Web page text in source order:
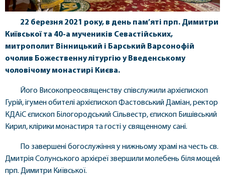
22 березня 2021 року, в день пам’яті прп. Димитри
Київської та 40-а мучеників Севастійських,
митрополит Вінницький і Барський Варсонофій
очолив Божественну літургію у Введенському
чоловічому монастирі Києва.
Його Високопреосвященству співслужили архієпископ
Гурій, ігумен обителі архієпископ Фастовський Даміан, ректор
КДАіС єпископ Білогородський Сільвестр, єпископ Бишівський
Кирил, клірики монастиря та гості у священному сані.
По завершені богослужіння у нижньому храмі на честь св.
Дмитрія Солунського архієреї звершили молебень біля мощей
прп. Димитри Київської.